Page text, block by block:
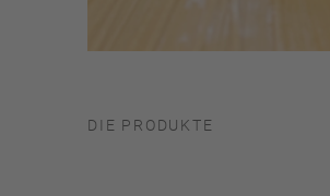
DIE PRODUKTE